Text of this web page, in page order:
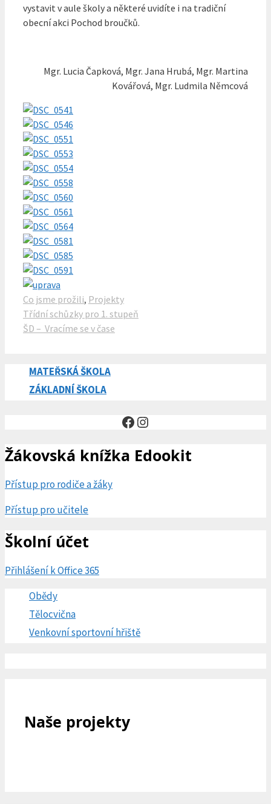
vystavit v aule školy a některé uvidíte i na tradiční
obecní akci Pochod broučků.
Mgr. Lucia Čapková, Mgr. Jana Hrubá, Mgr. Martina
Kovářová, Mgr. Ludmila Němcová
Rubriky
Co jsme prožili, Projekty
Třídní schůzky pro 1. stupeň
ŠD – Vracíme se v čase
MATEŘSKÁ ŠKOLA
ZÁKLADNÍ ŠKOLA
Facebook
Instagram
Žákovská knížka Edookit
Přístup pro rodiče a žáky
Přístup pro učitele
Školní účet
Přihlášení k Office 365
Obědy
Tělocvična
Venkovní sportovní hřiště
Naše projekty